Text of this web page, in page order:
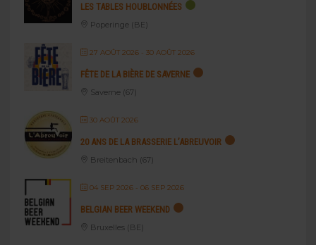
LES TABLES HOUBLONNÉES
Poperinge (BE)
27 AOÛT 2026- 30 AOÛT 2026
FÊTE DE LA BIÈRE DE SAVERNE
Saverne (67)
30 AOÛT 2026
20 ANS DE LA BRASSERIE L’ABREUVOIR
Breitenbach (67)
04 SEP 2026- 06 SEP 2026
BELGIAN BEER WEEKEND
Bruxelles (BE)